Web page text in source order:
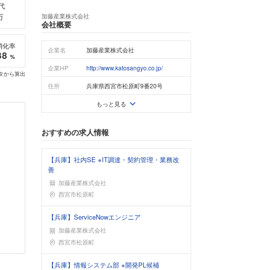
化率
%
から算出
加藤産業株式会社
会社概要
企業名 加藤産業株式会社
企業HP http://www.katosangyo.co.jp/
住所 兵庫県西宮市松原町9番20号
もっと見る
おすすめの求人情報
【兵庫】社内SE ※IT調達・契約管理・業務改
善
加藤産業株式会社
勤務地西宮市松原町
【兵庫】ServiceNowエンジニア
加藤産業株式会社
勤務地西宮市松原町
【兵庫】情報システム部 ※開発PL候補